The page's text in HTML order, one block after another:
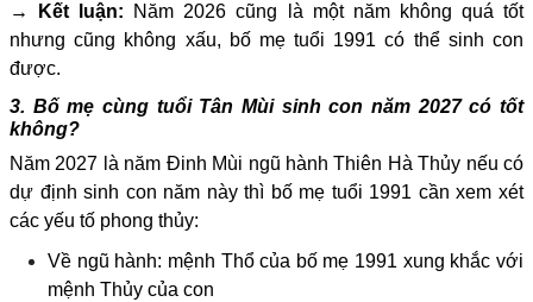
→ Kết luận:
Năm 2026 cũng là một năm không quá tốt
nhưng cũng không xấu, bố mẹ tuổi 1991 có thể sinh con
được.
3. Bố mẹ cùng tuổi Tân Mùi sinh con năm 2027 có tốt
không?
Năm 2027 là năm Đinh Mùi ngũ hành Thiên Hà Thủy nếu có
dự định sinh con năm này thì bố mẹ tuổi 1991 cần xem xét
các yếu tố phong thủy:
Về ngũ hành: mệnh Thổ của bố mẹ 1991 xung khắc với
mệnh Thủy của con